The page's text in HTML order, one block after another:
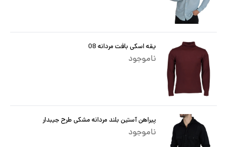
یقه اسکی بافت مردانه 08
ناموجود
پیراهن آستین بلند مردانه مشکی طرح جیبدار
ناموجود